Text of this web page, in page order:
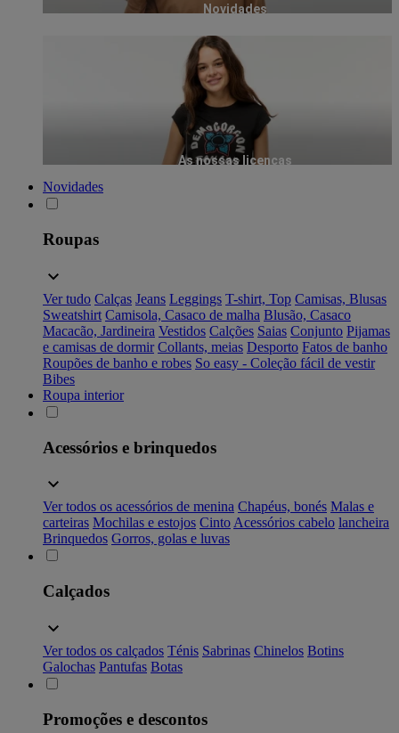
Novidades
As nossas licenças
Novidades
Roupas
Ver tudo Calças Jeans Leggings T-shirt, Top Camisas, Blusas
Sweatshirt Camisola, Casaco de malha Blusão, Casaco
Macacão, Jardineira Vestidos Calções Saias Conjunto Pijamas
e camisas de dormir Collants, meias Desporto Fatos de banho
Roupões de banho e robes So easy - Coleção fácil de vestir
Bibes
Roupa interior
Acessórios e brinquedos
Ver todos os acessórios de menina Chapéus, bonés Malas e
carteiras Mochilas e estojos Cinto Acessórios cabelo lancheira
Brinquedos Gorros, golas e luvas
Calçados
Ver todos os calçados Ténis Sabrinas Chinelos Botins
Galochas Pantufas Botas
Promoções e descontos